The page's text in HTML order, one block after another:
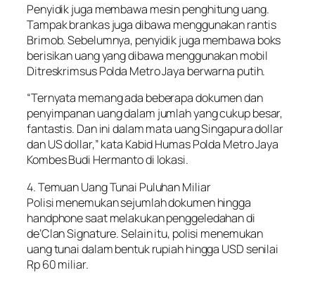
Penyidik juga membawa mesin penghitung uang.
Tampak brankas juga dibawa menggunakan rantis
Brimob. Sebelumnya, penyidik juga membawa boks
berisikan uang yang dibawa menggunakan mobil
Ditreskrimsus Polda Metro Jaya berwarna putih.
“Ternyata memang ada beberapa dokumen dan
penyimpanan uang dalam jumlah yang cukup besar,
fantastis. Dan ini dalam mata uang Singapura dollar
dan US dollar,” kata Kabid Humas Polda Metro Jaya
Kombes Budi Hermanto di lokasi.
4. Temuan Uang Tunai Puluhan Miliar
Polisi menemukan sejumlah dokumen hingga
handphone saat melakukan penggeledahan di
de’Clan Signature. Selain itu, polisi menemukan
uang tunai dalam bentuk rupiah hingga USD senilai
Rp 60 miliar.